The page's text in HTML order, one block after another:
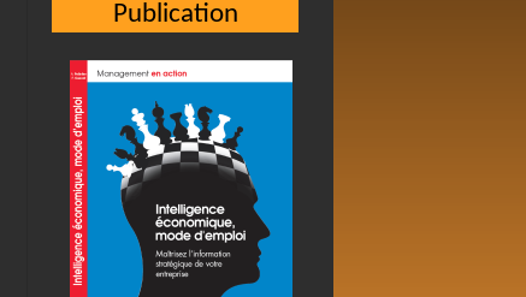
Publication